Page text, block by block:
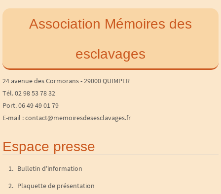
Association Mémoires des
esclavages
24 avenue des Cormorans - 29000 QUIMPER
Tél. 02 98 53 78 32
Port. 06 49 49 01 79
E-mail : contact@memoiresdesesclavages.fr
Espace presse
Bulletin d'information
Plaquette de présentation